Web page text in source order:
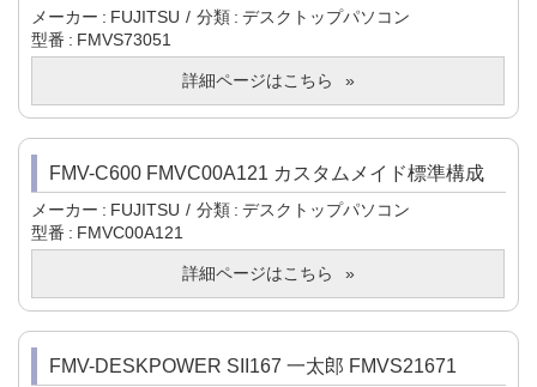
メーカー FUJITSU 分類
デスクトップパソコン
型番
FMVS73051
詳細ページはこちら
FMV-C600 FMVC00A121 カスタムメイド標準構成
メーカー FUJITSU 分類
デスクトップパソコン
型番
FMVC00A121
詳細ページはこちら
FMV-DESKPOWER SII167 一太郎 FMVS21671